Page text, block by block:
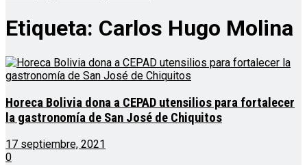
Etiqueta: Carlos Hugo Molina
Horeca Bolivia dona a CEPAD utensilios para fortalecer
la gastronomía de San José de Chiquitos
17 septiembre, 2021
0